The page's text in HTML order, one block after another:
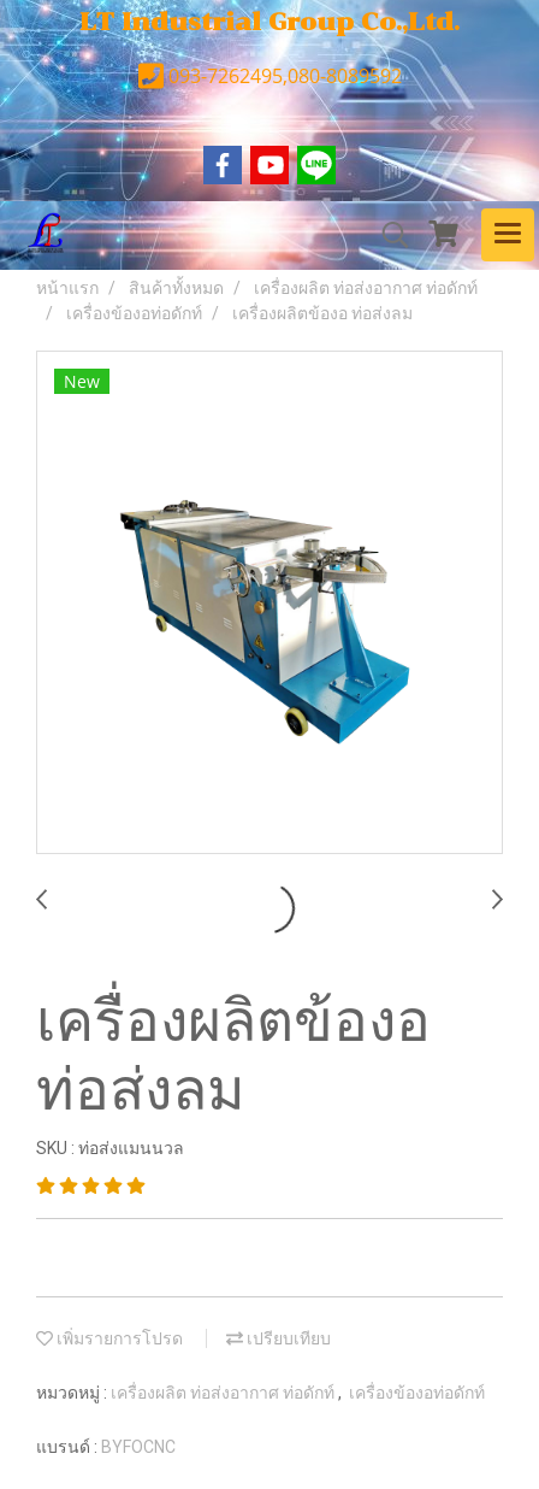
LT Industrial Group Co.,Ltd.
093-7262495,080-8089592
หน้าแรก สินค้าทั้งหมด
เครื่องผลิต ท่อส่งอากาศ ท่อดักท์
เครื่องข้องอท่อดักท์
เครื่องผลิตข้องอ ท่อส่งลม
New
เครื่องผลิตข้องอ
ท่อส่งลม
SKU : ท่อส่งแมนนวล
เพิ่มรายการโปรด เปรียบเทียบ
หมวดหมู่ : เครื่องผลิต ท่อส่งอากาศ ท่อดักท์ , เครื่องข้องอท่อดักท์
แบรนด์ : BYFOCNC